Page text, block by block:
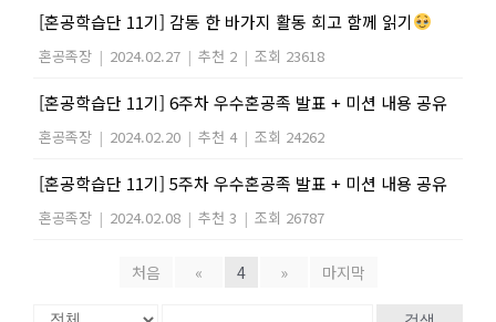
[혼공학습단 11기] 감동 한 바가지 활동 회고 함께 읽기
혼공족장 | 2024.02.27 | 추천 2 | 조회 23618
[혼공학습단 11기] 6주차 우수혼공족 발표 + 미션 내용 공유
혼공족장 | 2024.02.20 | 추천 4 | 조회 24262
[혼공학습단 11기] 5주차 우수혼공족 발표 + 미션 내용 공유
혼공족장 | 2024.02.08 | 추천 3 | 조회 26787
처음 « 4 » 마지막